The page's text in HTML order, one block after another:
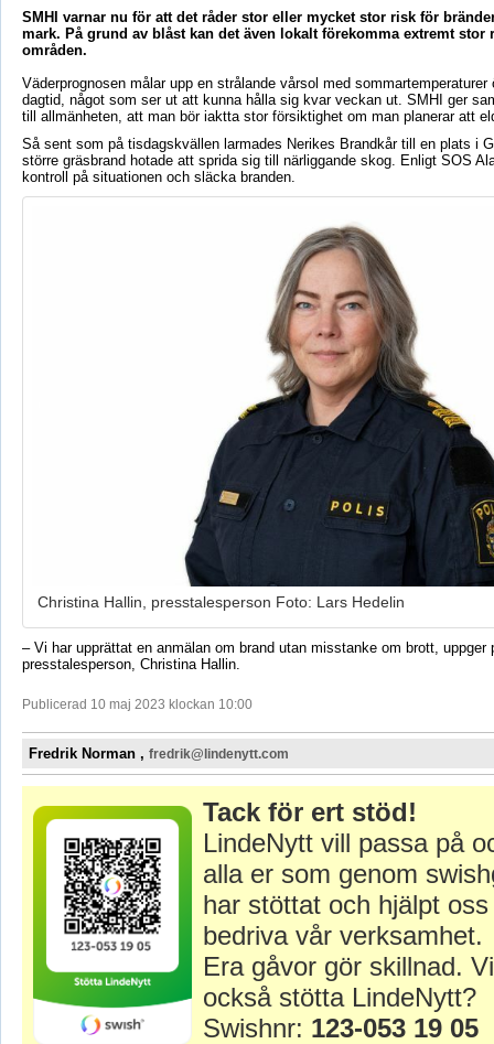
SMHI varnar nu för att det råder stor eller mycket stor risk för
mark. På grund av blåst kan det även lokalt förekomma extremt stor
områden.
Väderprognosen målar upp en strålande vårsol med sommartemperaturer
dagtid, något som ser ut att kunna hålla sig kvar veckan ut. SMHI ger
till allmänheten, att man bör iaktta stor försiktighet om man planerar att
Så sent som på tisdagskvällen larmades Nerikes Brandkår till en plats i
större gräsbrand hotade att sprida sig till närliggande skog. Enligt SOS
kontroll på situationen och släcka branden.
Christina Hallin, presstalesperson Foto: Lars Hedelin
– Vi har upprättat en anmälan om brand utan misstanke om brott, uppger
presstalesperson, Christina Hallin.
Publicerad 10 maj 2023 klockan 10:00
Fredrik Norman , fredrik@lindenytt.com
Tack för ert stöd!
LindeNytt vill passa på
alla er som genom
har stöttat och hjälpt
bedriva vår verksamhet.
Era gåvor gör skillnad.
också stötta LindeNytt?
Swishnr: 123-053 19 05